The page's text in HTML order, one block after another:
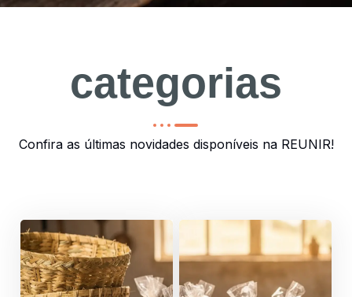
categorias
categorias
Confira as últimas novidades disponíveis na REUNIR!